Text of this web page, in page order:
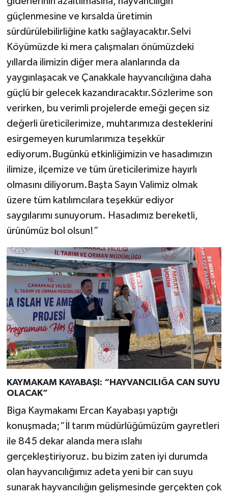
güçlenmesine ve kırsalda üretimin
sürdürülebilirliğine katkı sağlayacaktır.Selvi
Köyümüzde ki mera çalışmaları önümüzdeki
yıllarda ilimizin diğer mera alanlarında da
yaygınlaşacak ve Çanakkale hayvancılığına daha
güçlü bir gelecek kazandıracaktır.Sözlerime son
verirken, bu verimli projelerde emeği geçen siz
değerli üreticilerimize, muhtarımıza desteklerini
esirgemeyen kurumlarımıza teşekkür
ediyorum.Bugünkü etkinliğimizin ve hasadımızın
ilimize, ilçemize ve tüm üreticilerimize hayırlı
olmasını diliyorum.Başta Sayın Valimiz olmak
üzere tüm katılımcılara teşekkür ediyor
saygılarımı sunuyorum. Hasadımız bereketli,
ürünümüz bol olsun!”
KAYMAKAM KAYABAŞI: “HAYVANCILIĞA CAN SUYU
OLACAK”
Biga Kaymakamı Ercan Kayabaşı yaptığı
konuşmada;“İl tarım müdürlüğümüzüm gayretleri
ile 845 dekar alanda mera ıslahı
gerçekleştiriyoruz. bu bizim zaten iyi durumda
olan hayvancılığımız adeta yeni bir can suyu
sunarak hayvancılığın gelişmesinde gerçekten çok